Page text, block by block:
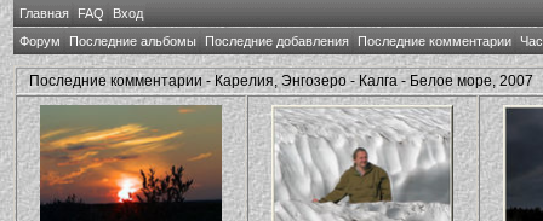
Главная FAQ
Вход
Форум
Последние альбомы Последние добавления Последние комментарии
Последние комментарии - Карелия, Энгозеро - Калга - Белое море, 2007